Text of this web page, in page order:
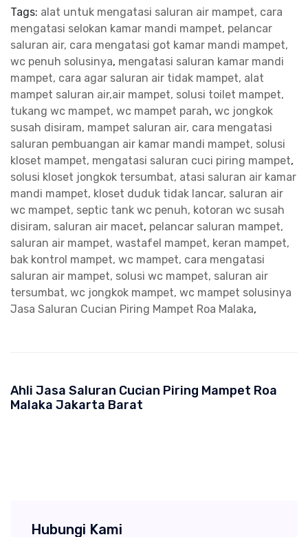
Tags: alat untuk mengatasi saluran air mampet, cara
mengatasi selokan kamar mandi mampet, pelancar
saluran air, cara mengatasi got kamar mandi mampet,
wc penuh solusinya, mengatasi saluran kamar mandi
mampet, cara agar saluran air tidak mampet, alat
mampet saluran air,air mampet, solusi toilet mampet,
tukang wc mampet, wc mampet parah, wc jongkok
susah disiram, mampet saluran air, cara mengatasi
saluran pembuangan air kamar mandi mampet, solusi
kloset mampet, mengatasi saluran cuci piring mampet,
solusi kloset jongkok tersumbat, atasi saluran air kamar
mandi mampet, kloset duduk tidak lancar, saluran air
wc mampet, septic tank wc penuh, kotoran wc susah
disiram, saluran air macet, pelancar saluran mampet,
saluran air mampet, wastafel mampet, keran mampet,
bak kontrol mampet, wc mampet, cara mengatasi
saluran air mampet, solusi wc mampet, saluran air
tersumbat, wc jongkok mampet, wc mampet solusinya
Jasa Saluran Cucian Piring Mampet Roa Malaka,
Ahli Jasa Saluran Cucian Piring Mampet Roa
Malaka Jakarta Barat
Hubungi Kami